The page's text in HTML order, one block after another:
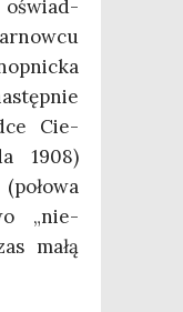
oświad­
Cie­
1908)
„nie­
małą